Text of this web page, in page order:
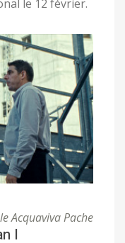
le 12 février.
Acquaviva Pache
I